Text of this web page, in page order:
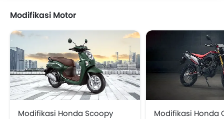
Modifikasi Motor
Modifikasi Honda Scoopy Modifikasi Honda